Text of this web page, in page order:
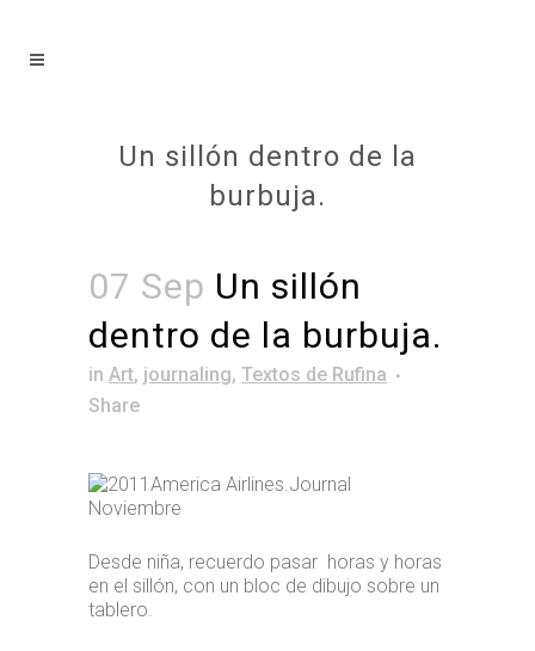
Un sillón dentro de la
burbuja.
07 Sep Un sillón
dentro de la burbuja.
in Art, journaling, Textos de Rufina
Share
Desde niña, recuerdo pasar horas y horas
en el sillón, con un bloc de dibujo sobre un
tablero.